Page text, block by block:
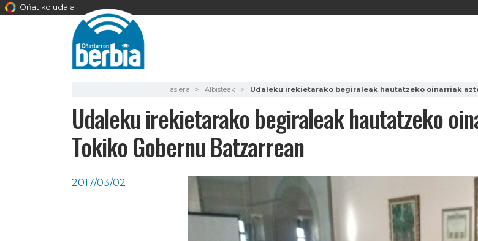
Oñatiko udala
Hasiera Albisteak Udaleku irekietarako begiraleak hautatzeko oinarriak
Udaleku irekietarako begiraleak hautatzeko
Tokiko Gobernu Batzarrean
2017/03/02